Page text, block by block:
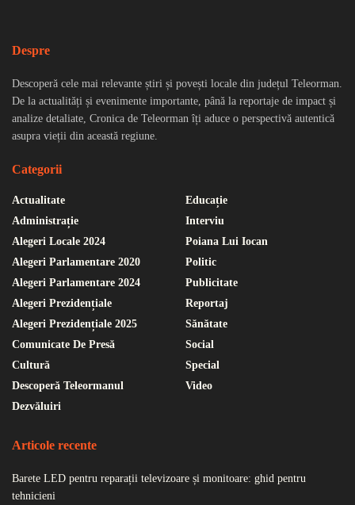
Despre
Descoperă cele mai relevante știri și povești locale din județul Teleorman.
De la actualități și evenimente importante, până la reportaje de impact și
analize detaliate, Cronica de Teleorman îți aduce o perspectivă autentică
asupra vieții din această regiune.
Categorii
Actualitate
Administrație
Alegeri Locale 2024
Alegeri Parlamentare 2020
Alegeri Parlamentare 2024
Alegeri Prezidențiale
Alegeri Prezidențiale 2025
Comunicate De Presă
Cultură
Descoperă Teleormanul
Dezvăluiri
Educație
Interviu
Poiana Lui Iocan
Politic
Publicitate
Reportaj
Sănătate
Social
Special
Video
Articole recente
Barete LED pentru reparații televizoare și monitoare: ghid pentru
tehnicieni